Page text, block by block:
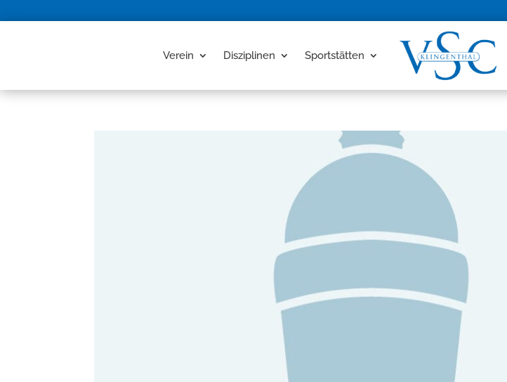
Verein Disziplinen Sportstätten